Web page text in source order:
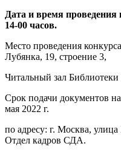
Дата и время проведения
14-00 часов.
Место проведения
Лубянка, 19, строение 3,
Читальный зал
Срок подачи документов
мая 2022 г.
по адресу: г. Москва,
Отдел кадров СДА.